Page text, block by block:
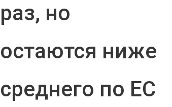
раз, но
остаются ниже
среднего по ЕС